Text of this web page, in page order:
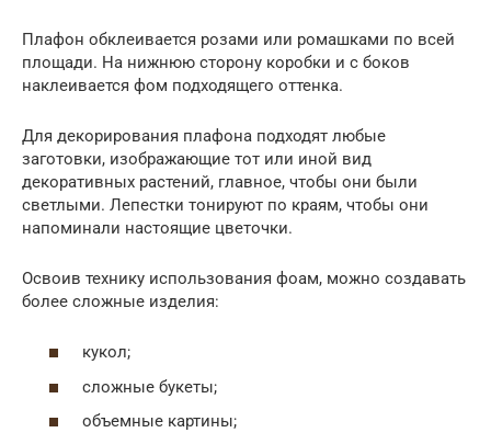
Плафон обклеивается розами или ромашками по всей
площади. На нижнюю сторону коробки и с боков
наклеивается фом подходящего оттенка.
Для декорирования плафона подходят любые
заготовки, изображающие тот или иной вид
декоративных растений, главное, чтобы они были
светлыми. Лепестки тонируют по краям, чтобы они
напоминали настоящие цветочки.
Освоив технику использования фоам, можно создавать
более сложные изделия:
кукол;
сложные букеты;
объемные картины;